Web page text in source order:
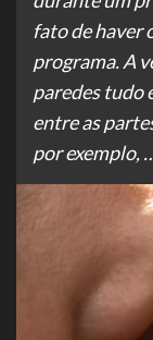
fato de haver
programa. A
paredes tudo
entre as
por exemplo,